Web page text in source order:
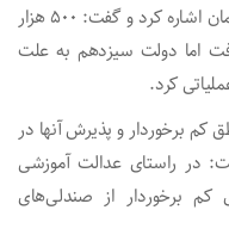
وزیر آموزش و پرورش به طرح رتبه‌بندی معلمان اشاره کرد و گفت: ۵۰۰ هزار
اما دولت سیزدهم به علت
کرد.
کم برخوردار و پذیرش آنها در
در راستای عدالت آموزشی
برخوردار از صندلی‌های